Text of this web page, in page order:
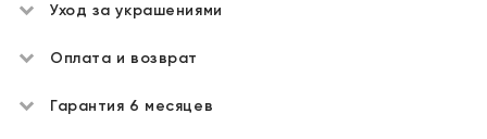
Уход за украшениями
Оплата и возврат
Гарантия 6 месяцев